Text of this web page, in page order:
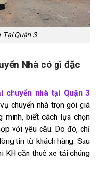
Tại Quận 3
Nhà có gì đặc
chuyển nhà tại Quận 3
chuyển nhà trọn gói giá
minh, biết cách lựa chọn
với yêu cầu. Do đó, chỉ
tin từ khách hàng. Sau
KH cần thuê xe tải chúng